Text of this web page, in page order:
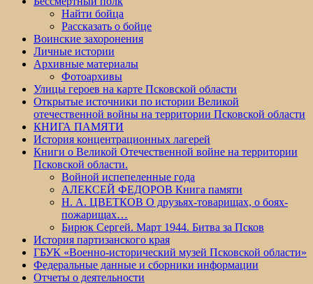
Найти бойца
Рассказать о бойце
Воинские захоронения
Личные истории
Архивные материалы
Фотоархивы
Улицы героев на карте Псковской области
Открытые источники по истории Великой
отечественной войны на территории Псковской области
КНИГА ПАМЯТИ
История концентрационных лагерей
Книги о Великой Отечественной войне на территории
Псковской области.
Войной испепеленные года
АЛЕКСЕЙ ФЕДОРОВ Книга памяти
Н. А. ЦВЕТКОВ О друзьях-товарищах, о боях-
пожарищах…
Бирюк Сергей. Март 1944. Битва за Псков
История партизанского края
ГБУК «Военно-исторический музей Псковской области»
Федеральные данные и сборники информации
Отчеты о деятельности